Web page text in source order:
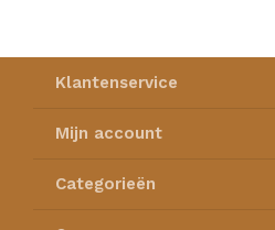
Klantenservice
Mijn account
Categorieën